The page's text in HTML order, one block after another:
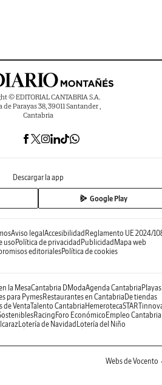
© EDITORIAL CANTABRIA S.A.
Parayas 38, 39011 Santander ,
Cantabria
Descargar la app
Google Play
Aviso legal Accesibilidad Reglamento UE 2024/
usoPolítica de privacidad Publicidad Mapa web
editorialesPolítica de cookies
la MesaCantabria DModaAgenda Cantabria Playas
para PymesRestaurantes en Cantabria De tiendas
de VentaTalento Cantabria Hemeroteca
Racing Foro Económico Empleo Cantabria
Lotería de Navidad Lotería del Niño
Webs de Vocento